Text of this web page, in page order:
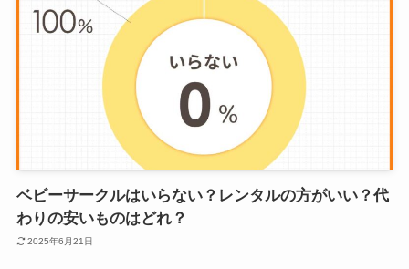
ベビーサークルはいらない？レンタルの方がいい？代
わりの安いものはどれ？
2025年6月21日